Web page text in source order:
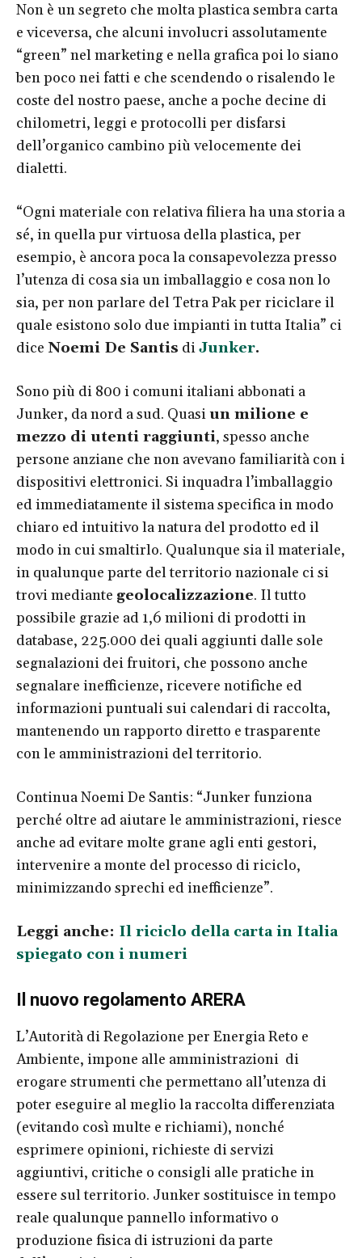
Non è un segreto che molta plastica sembra carta
e viceversa, che alcuni involucri assolutamente
“green” nel marketing e nella grafica poi lo siano
ben poco nei fatti e che scendendo o risalendo le
coste del nostro paese, anche a poche decine di
chilometri, leggi e protocolli per disfarsi
dell’organico cambino più velocemente dei
dialetti.
“Ogni materiale con relativa filiera ha una storia a
sé, in quella pur virtuosa della plastica, per
esempio, è ancora poca la consapevolezza presso
l’utenza di cosa sia un imballaggio e cosa non lo
sia, per non parlare del Tetra Pak per riciclare il
quale esistono solo due impianti in tutta Italia” ci
dice Noemi De Santis diJunker.
Sono più di 800 i comuni italiani abbonati a
Junker, da nord a sud. Quasiun milione e
mezzo di utenti raggiunti, spesso anche
persone anziane che non avevano familiarità con i
dispositivi elettronici. Si inquadra l’imballaggio
ed immediatamente il sistema specifica in modo
chiaro ed intuitivo la natura del prodotto ed il
modo in cui smaltirlo. Qualunque sia il materiale,
in qualunque parte del territorio nazionale ci si
trovi mediante geolocalizzazione. Il tutto
possibile grazie ad 1,6 milioni di prodotti in
database, 225.000 dei quali aggiunti dalle sole
segnalazioni dei fruitori, che possono anche
segnalare inefficienze, ricevere notifiche ed
informazioni puntuali sui calendari di raccolta,
mantenendo un rapporto diretto e trasparente
con le amministrazioni del territorio.
Continua Noemi De Santis: “Junker funziona
perché oltre ad aiutare le amministrazioni, riesce
anche ad evitare molte grane agli enti gestori,
intervenire a monte del processo di riciclo,
minimizzando sprechi ed inefficienze”.
Leggi anche: Il riciclo della carta in Italia
spiegato con i numeri
Il nuovo regolamento ARERA
L’Autorità di Regolazione per Energia Reto e
Ambiente, impone alle amministrazioni di
erogare strumenti che permettano all’utenza di
poter eseguire al meglio la raccolta differenziata
(evitando così multe e richiami), nonché
esprimere opinioni, richieste di servizi
aggiuntivi, critiche o consigli alle pratiche in
essere sul territorio. Junker sostituisce in tempo
reale qualunque pannello informativo o
produzione fisica di istruzioni da parte